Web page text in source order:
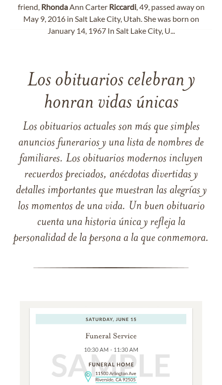
friend, RhondaAnn Carter Riccardi, 49, passed away on
May 9, 2016 in Salt Lake City, Utah. She was born on
January 14, 1967 In Salt Lake City, U...
Los obituarios celebran y
honran vidas únicas
Los obituarios actuales son más que simples
anuncios funerarios y una lista de nombres de
familiares. Los obituarios modernos incluyen
recuerdos preciados, anécdotas divertidas y
detalles importantes que muestran las alegrías y
los momentos de una vida. Un buen obituario
cuenta una historia única y refleja la
personalidad de la persona a la que conmemora.